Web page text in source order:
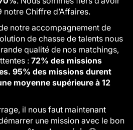
Chiffre d’Affaires.
notre accompagnement de
de chasse de talents nous
qualité de nos matchings,
: 72% des missions
95% des missions durent
moyenne supérieure à 12
il nous faut maintenant
une mission avec le bon